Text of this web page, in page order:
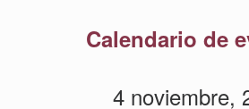
Calendario de
4 noviembre,